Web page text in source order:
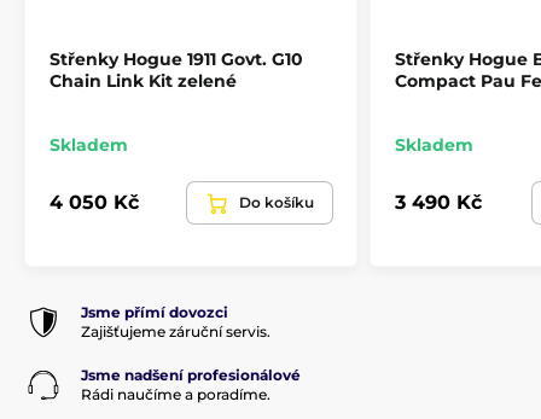
Střenky Hogue 1911 Govt. G10
Chain Link Kit zelené
Skladem
4 050 Kč Do košíku
Střenky Hogue
Compact Pau
Skladem
3 490 Kč
Jsme přímí dovozci
Zajišťujeme záruční servis.
Jsme nadšení profesionálové
Rádi naučíme a poradíme.